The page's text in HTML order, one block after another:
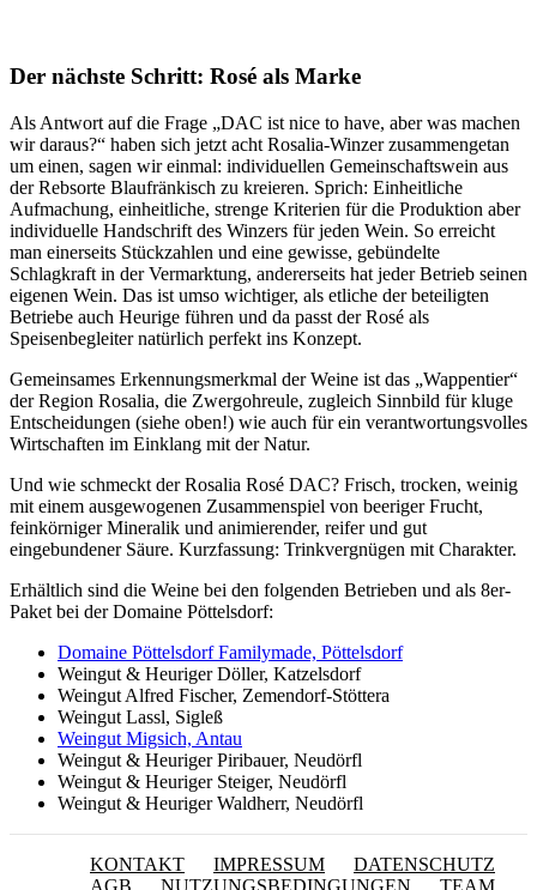
Der nächste Schritt: Rosé als Marke
Als Antwort auf die Frage „DAC ist nice to have, aber was machen
wir daraus?“ haben sich jetzt acht Rosalia-Winzer zusammengetan
um einen, sagen wir einmal: individuellen Gemeinschaftswein aus
der Rebsorte Blaufränkisch zu kreieren. Sprich: Einheitliche
Aufmachung, einheitliche, strenge Kriterien für die Produktion aber
individuelle Handschrift des Winzers für jeden Wein. So erreicht
man einerseits Stückzahlen und eine gewisse, gebündelte
Schlagkraft in der Vermarktung, andererseits hat jeder Betrieb seinen
eigenen Wein. Das ist umso wichtiger, als etliche der beteiligten
Betriebe auch Heurige führen und da passt der Rosé als
Speisenbegleiter natürlich perfekt ins Konzept.
Gemeinsames Erkennungsmerkmal der Weine ist das „Wappentier“
der Region Rosalia, die Zwergohreule, zugleich Sinnbild für kluge
Entscheidungen (siehe oben!) wie auch für ein verantwortungsvolles
Wirtschaften im Einklang mit der Natur.
Und wie schmeckt der Rosalia Rosé DAC? Frisch, trocken, weinig
mit einem ausgewogenen Zusammenspiel von beeriger Frucht,
feinkörniger Mineralik und animierender, reifer und gut
eingebundener Säure. Kurzfassung: Trinkvergnügen mit Charakter.
Erhältlich sind die Weine bei den folgenden Betrieben und als 8er-
Paket bei der Domaine Pöttelsdorf:
Domaine Pöttelsdorf Familymade, Pöttelsdorf
Weingut & Heuriger Döller, Katzelsdorf
Weingut Alfred Fischer, Zemendorf-Stöttera
Weingut Lassl, Sigleß
Weingut Migsich, Antau
Weingut & Heuriger Piribauer, Neudörfl
Weingut & Heuriger Steiger, Neudörfl
Weingut & Heuriger Waldherr, Neudörfl
KONTAKT IMPRESSUM
DATENSCHUTZ